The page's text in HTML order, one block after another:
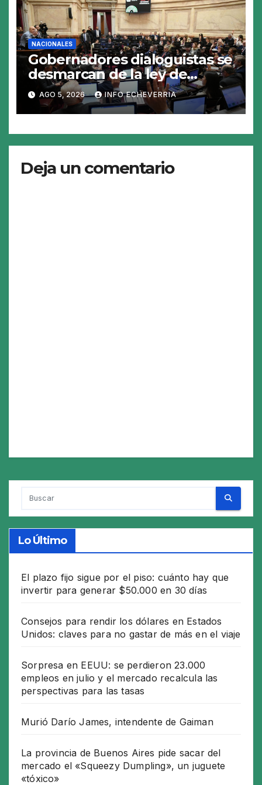
NACIONALES
Gobernadores dialoguistas se
desmarcan de la ley de
Tierras y ponen en jaque su
tratamiento en el Senado
AGO 5, 2026 INFO ECHEVERRIA
Deja un comentario
Lo Último
El plazo fijo sigue por el piso: cuánto hay que
invertir para generar $50.000 en 30 días
Consejos para rendir los dólares en Estados
Unidos: claves para no gastar de más en el viaje
Sorpresa en EEUU: se perdieron 23.000
empleos en julio y el mercado recalcula las
perspectivas para las tasas
Murió Darío James, intendente de Gaiman
La provincia de Buenos Aires pide sacar del
mercado el «Squeezy Dumpling», un juguete
«tóxico»